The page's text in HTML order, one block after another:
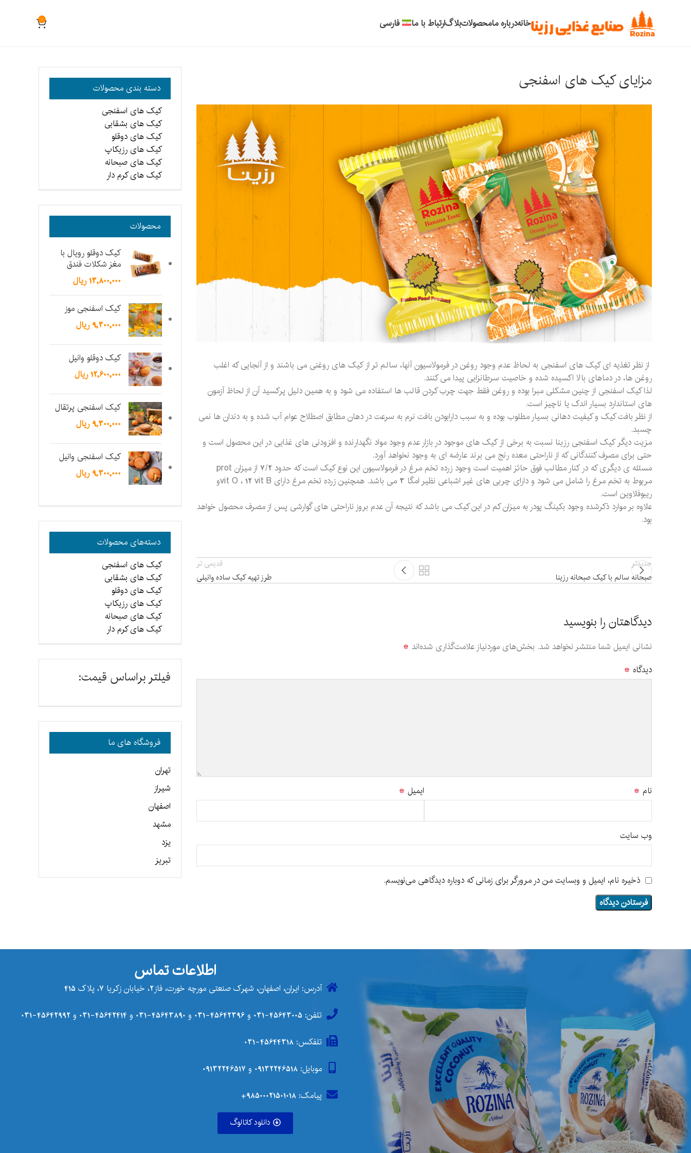
خانهدرباره مامحصولاتبلاگارتباط با ما فارسی 0
مزایای کیک های اسفنجی
از نظر تغذیه ای کیک های اسفنجی به لحاظ عدم وجود روغن در فرمولاسیون آنها، سالم تر از کیک های روغنی می باشند و از آنجایی که اغلب
روغن ها، در دماهای بالا اکسیده شده و خاصیت سرطانزایی پیدا می کنند.
لذا کیک اسفنجی از چنین مشکلی مبرا بوده و روغن فقط جهت چرب کردن قالب ها استفاده می شود و به همین دلیل پرکسید آن از لحاظ آزمون
های استاندارد بسیار اندک یا ناچیز است.
از نظر بافت کیک و کیفیت دهانی بسیار مطلوب بوده و به سبب دارابودن بافت نرم به سرعت در دهان مطابق اصطلاح عوام آب شده و به دندان ها نمی
چسبد.
مزیت دیگر کیک اسفنجی رزینا نسبت به برخی از کیک های موجود در بازار عدم وجود مواد نگهدارنده و افزودنی های غذایی در این محصول است و
حتی برای مصرف کنندگانی که از ناراحتی معده رنج می برند عارضه ای به وجود نخواهد آورد.
مسئله ی دیگری که در کنار مطالب فوق حائز اهمیت است وجود زرده تخم مرغ در فرمولاسیون این نوع کیک است که حدود 7/2 از میزان prot
مربوط به تخم مرغ را شامل می شود و دارای چربی های غیر اشباعی نظیر امگا 3 می باشد. همچنین زرده تخم مرغ دارای vit O ، 12 vit Bو
ریبوفلاوین است.
علاوه بر موارد ذکرشده وجود بکینگ پودر به میزان کم در این کیک می باشد که نتیجه آن عدم بروز ناراحتی های گوارشی پس از مصرف محصول خواهد
بود.
جدیدتر
صبحانه سالم با کیک صبحانه رزینا
قدیمی تر
طرز تهیه کیک ساده وانیلی
دیدگاهتان را بنویسید
نشانی ایمیل شما منتشر نخواهد شد. بخش‌های موردنیاز علامت‌گذاری شده‌اند *
دیدگاه *
نام * ایمیل *
وب‌ سایت
ذخیره نام، ایمیل و وبسایت من در مرورگر برای زمانی که دوباره دیدگاهی می‌نویسم.
دسته بندی محصولات
کیک های اسفنجی
کیک های بشقابی
کیک های دوقلو
کیک های رزیکاپ
کیک های صبحانه
کیک های کرم دار
محصولات
کیک دوقلو رویال با
مغز شکلات فندق
13,800,000 ریال
کیک اسفنجی موز
9,300,000 ریال
کیک دوقلو وانیل
12,600,000 ریال
کیک اسفنجی پرتقال
9,300,000 ریال
کیک اسفنجی وانیل
9,300,000 ریال
دسته‌های محصولات
کیک های اسفنجی
کیک های بشقابی
کیک های دوقلو
کیک های رزیکاپ
کیک های صبحانه
کیک های کرم دار
فیلتر براساس قیمت:
فروشگاه های ما
تهران
شیراز
اصفهان
مشهد
یزد
تبریز
اطلاعات تماس
آدرس: ایران، اصفهان، شهرک صنعتی مورچه خورت، فاز2، خیابان زکریا 7، پلاک 415
تلفن: 45643005-031 و45642396-031 و 45643890-031 و 45642414-031 و45642992-031
تلفکس: 45644318-031
موبایل:09132246518 و 09132246517
پیامک: 98500021501018+
دانلود کاتالوگ